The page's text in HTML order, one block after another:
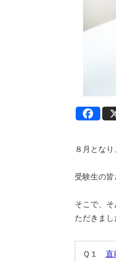
８月となり
受験生の皆
そこで、
ただきまし
Ｑ１ 直